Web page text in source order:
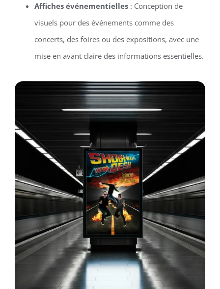
Affiches événementielles: Conception de
visuels pour des événements comme des
concerts, des foires ou des expositions, avec une
mise en avant claire des informations essentielles.